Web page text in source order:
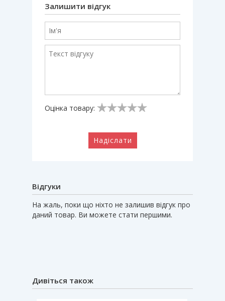
Залишити відгук
Оцінка товару:
Надіслати
Відгуки
На жаль, поки що ніхто не залишив відгук про
даний товар. Ви можете стати першими.
Дивіться також